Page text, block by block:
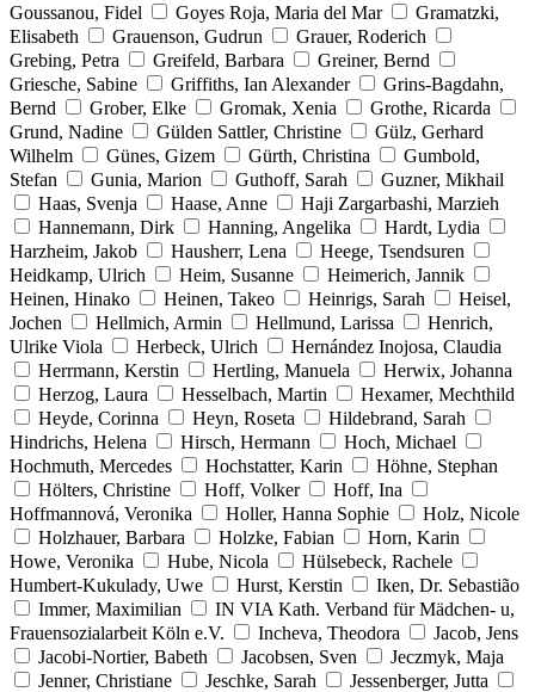
Goussanou, Fidel
Goyes Roja, Maria del Mar
Gramatzki,
Elisabeth
Grauenson, Gudrun
Grauer, Roderich
Grebing, Petra
Greifeld, Barbara
Greiner, Bernd
Griesche, Sabine
Griffiths, Ian Alexander
Grins-Bagdahn,
Bernd
Grober, Elke Gromak, Xenia
Grothe, Ricarda
Grund, Nadine
Gülden Sattler, Christine
Gülz, Gerhard
Wilhelm
Günes, Gizem Gürth, Christina
Gumbold,
Stefan
Gunia, Marion Guthoff, Sarah
Guzner, Mikhail
Haas, Svenja
Haase, Anne
Haji Zargarbashi, Marzieh
Hannemann, Dirk
Hanning, Angelika
Hardt, Lydia
Harzheim, Jakob
Hausherr, Lena
Heege, Tsendsuren
Heidkamp, Ulrich
Heim, Susanne
Heimerich, Jannik
Heinen, Hinako
Heinen, Takeo Heinrigs, Sarah
Heisel,
Jochen
Hellmich, Armin Hellmund, Larissa
Henrich,
Ulrike Viola
Herbeck, Ulrich
Hernández Inojosa, Claudia
Herrmann, Kerstin
Hertling, Manuela
Herwix, Johanna
Herzog, Laura
Hesselbach, Martin
Hexamer, Mechthild
Heyde, Corinna
Heyn, Roseta
Hildebrand, Sarah
Hindrichs, Helena
Hirsch, Hermann
Hoch, Michael
Hochmuth, Mercedes
Hochstatter, Karin
Höhne, Stephan
Hölters, Christine
Hoff, Volker
Hoff, Ina
Hoffmannová, Veronika
Holler, Hanna Sophie
Holz, Nicole
Holzhauer, Barbara
Holzke, Fabian
Horn, Karin
Howe, Veronika
Hube, Nicola
Hülsebeck, Rachele
Humbert-Kukulady, Uwe
Hurst, Kerstin
Iken, Dr. Sebastião
Immer, Maximilian
IN VIA Kath. Verband für Mädchen- u,
Frauensozialarbeit Köln e.V.
Incheva, Theodora
Jacob, Jens
Jacobi-Nortier, Babeth
Jacobsen, Sven
Jeczmyk, Maja
Jenner, Christiane
Jeschke, Sarah
Jessenberger, Jutta